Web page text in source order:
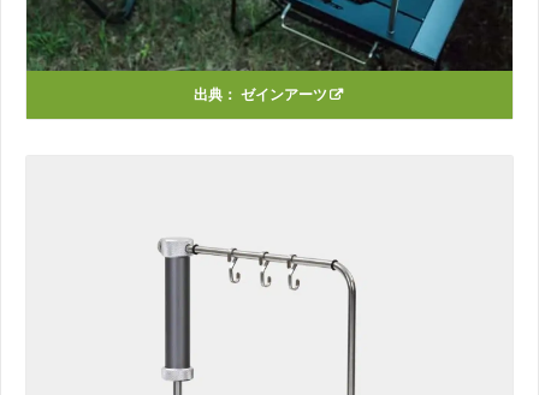
出典： ゼインアーツ